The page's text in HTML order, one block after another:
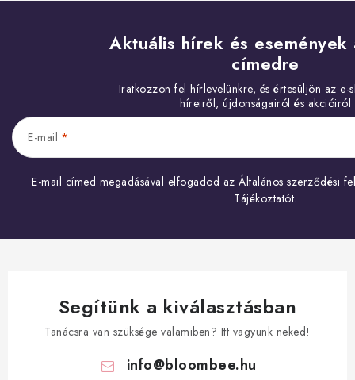
Aktuális hírek és események
címedre
E-mail
E-mail címed megadásával elfogadod az Általános szerződési
Tájékoztatót.
Segítünk a kiválasztásban
Tanácsra van szüksége valamiben? Itt vagyunk neked!
info@bloombee.hu